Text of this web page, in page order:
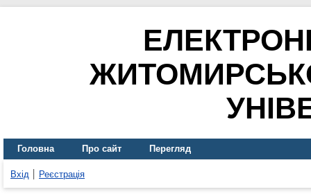
Головна Про сайт Перегляд
Вхід Реєстрація